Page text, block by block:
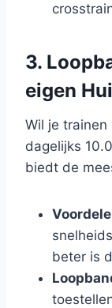
3.
eigen
Wil je
dagelijks
biedt de
beter is